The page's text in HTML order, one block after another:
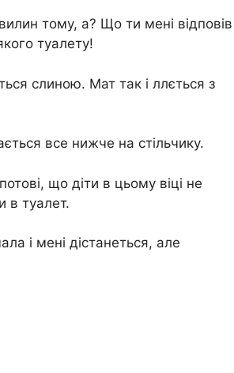
тому, а? Що ти мені відповів
туалету!
слиною. Мат так і ллється з
все нижче на стільчику.
що діти в цьому віці не
в туалет.
і мені дістанеться, але